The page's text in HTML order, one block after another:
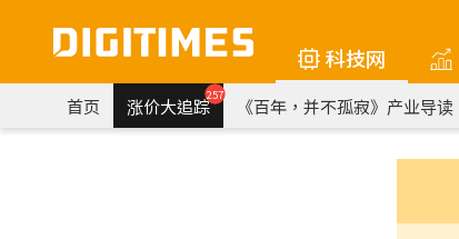
科技网
首页 涨价大追踪257 《百年，并不孤寂》产业导读